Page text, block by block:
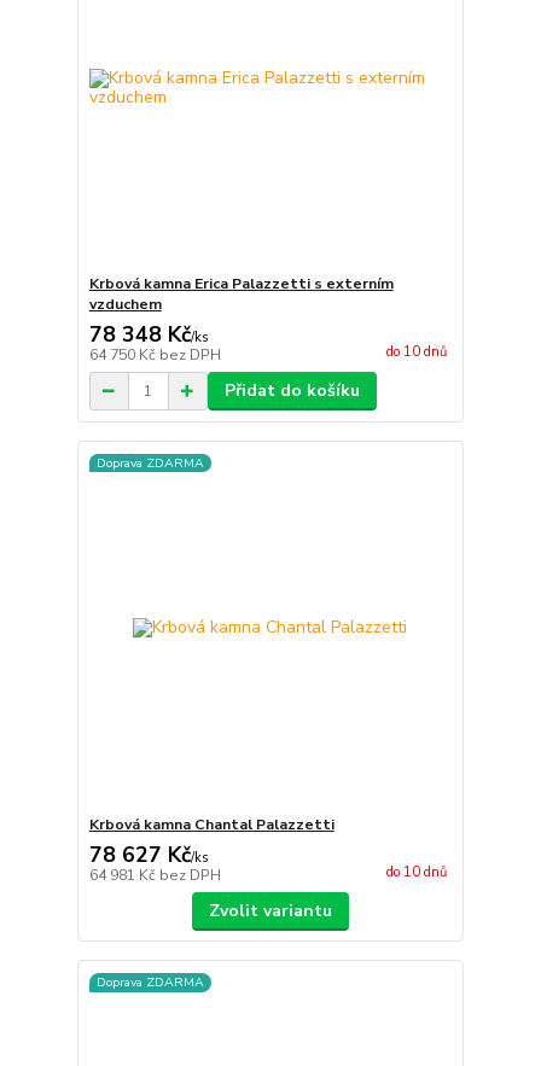
Krbová kamna Erica Palazzetti s externím
vzduchem
78 348 Kč/ks
64 750 Kč bez DPH do 10 dnů
Přidat do košíku
Doprava ZDARMA
Krbová kamna Chantal Palazzetti
78 627 Kč/ks
64 981 Kč bez DPH do 10 dnů
Zvolit variantu
Doprava ZDARMA